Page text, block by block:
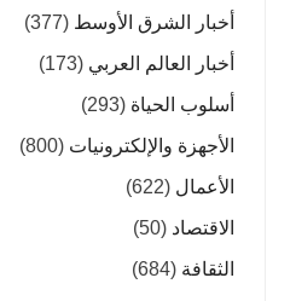
أخبار الشرق الأوسط (377)
أخبار العالم العربي (173)
أسلوب الحياة (293)
الأجهزة والإلكترونيات (800)
الأعمال (622)
الاقتصاد (50)
الثقافة (684)